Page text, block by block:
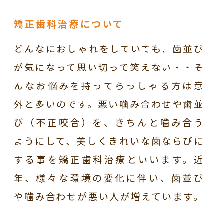
矯正歯科治療について
どんなにおしゃれをしていても、歯並び
が気になって思い切って笑えない・・そ
んなお悩みを持ってらっしゃる方は意
外と多いのです。悪い噛み合わせや歯並
び（不正咬合）を、きちんと噛み合う
ようにして、美しくきれいな歯ならびに
する事を矯正歯科治療といいます。近
年、様々な環境の変化に伴い、歯並び
や噛み合わせが悪い人が増えています。